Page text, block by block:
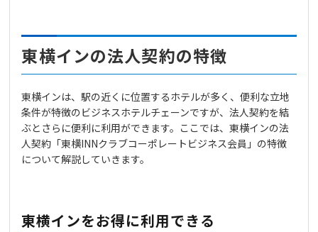
東横インの法人契約の特徴
東横インは、駅の近くに位置するホテルが多く、便利な立地
条件が特徴のビジネスホテルチェーンですが、法人契約を結
ぶとさらに便利に利用ができます。ここでは、東横インの法
人契約「東横INNクラブコーポレートビジネス会員」の特徴
について解説していきます。
東横インをお得に利用できる